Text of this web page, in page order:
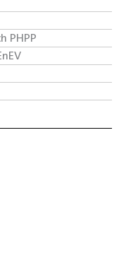
PHPP